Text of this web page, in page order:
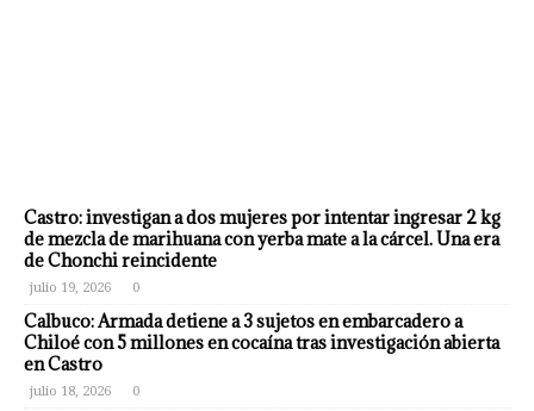
Castro: investigan a dos mujeres por intentar ingresar 2 kg
de mezcla de marihuana con yerba mate a la cárcel. Una era
de Chonchi reincidente
julio 19, 2026 0
Calbuco: Armada detiene a 3 sujetos en embarcadero a
Chiloé con 5 millones en cocaína tras investigación abierta
en Castro
julio 18, 2026 0